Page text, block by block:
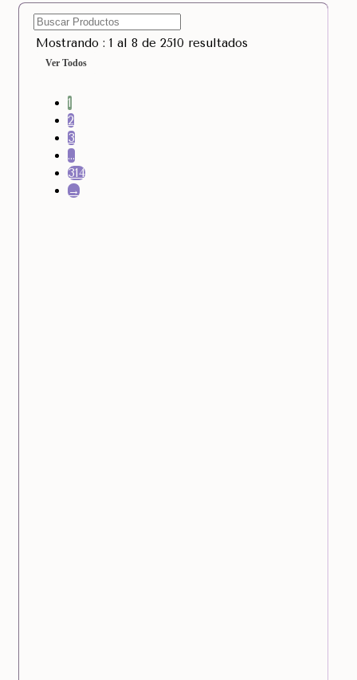
Mostrando : 1 al 8 de 2510 resultados
Ver Todos
1
2
3
…
314
→